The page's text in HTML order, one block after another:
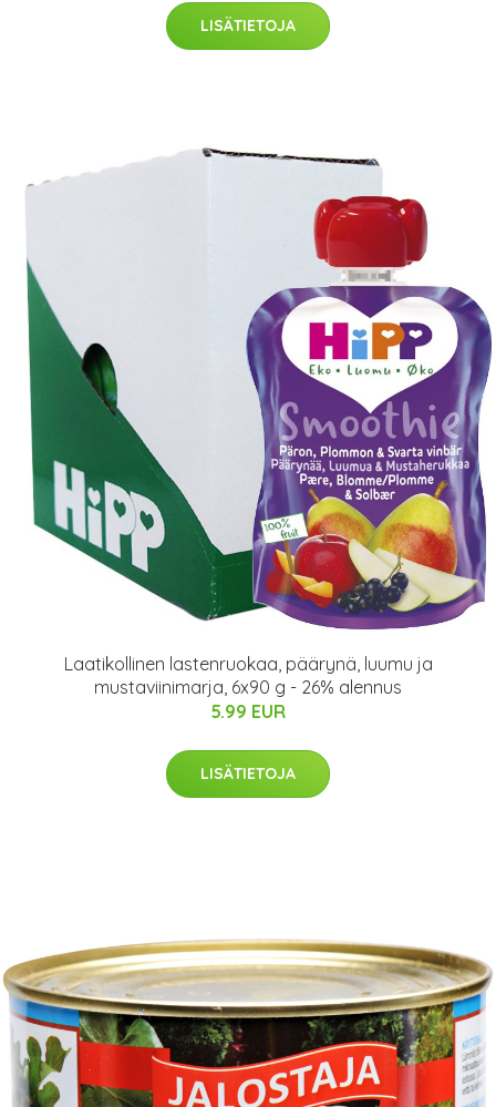
LISÄTIETOJA
Laatikollinen lastenruokaa, päärynä, luumu ja
mustaviinimarja, 6x90 g - 26% alennus
5.99 EUR
LISÄTIETOJA